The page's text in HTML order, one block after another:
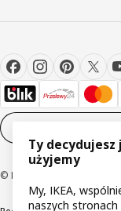
© Inter IKEA Systems B.V
Ty
użyjemy
My, IKEA,
naszych stronach